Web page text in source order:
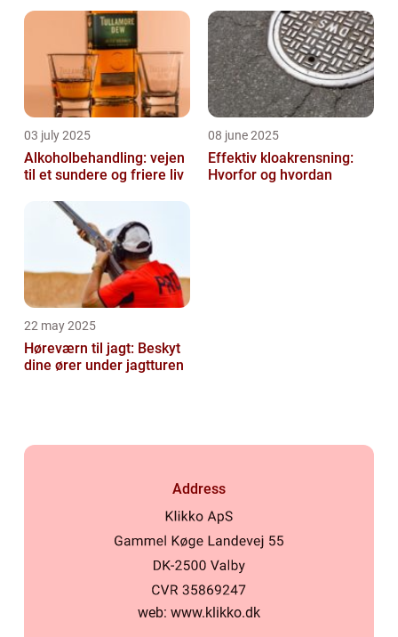
03 july 2025
Alkoholbehandling: vejen
til et sundere og friere liv
08 june 2025
Effektiv kloakrensning:
Hvorfor og hvordan
22 may 2025
Høreværn til jagt: Beskyt
dine ører under jagtturen
Address
web: www.klikko.dk